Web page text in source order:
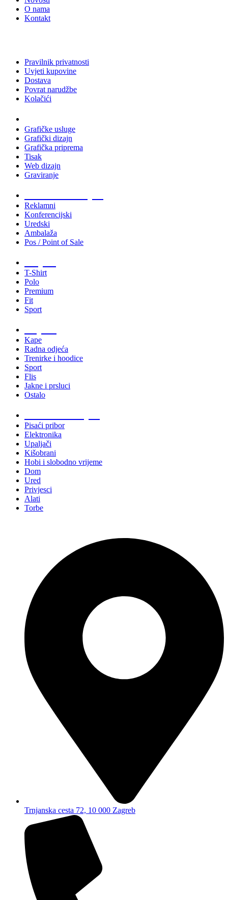
O nama
Kontakt
Pravilnik privatnosti
Uvjeti kupovine
Dostava
Povrat narudžbe
Kolačići
Grafičke usluge
Grafički dizajn
Grafička priprema
Tisak
Web dizajn
Graviranje
Reklamni
Konferencijski
Uredski
Ambalaža
Pos / Point of Sale
T-Shirt
Polo
Premium
Fit
Sport
Kape
Radna odjeća
Trenirke i hoodice
Sport
Flis
Jakne i prsluci
Ostalo
Pisaći pribor
Elektronika
Upaljači
Kišobrani
Hobi i slobodno vrijeme
Dom
Ured
Privjesci
Alati
Torbe
Trnjanska cesta 72, 10 000 Zagreb